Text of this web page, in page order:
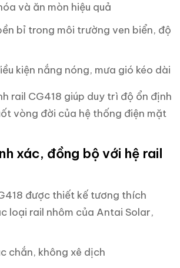
và ăn mòn hiệu quả
bỉ trong môi trường ven biển, độ
kiện nắng nóng, mưa gió kéo dài
rail CG418 giúp duy trì độ ổn định
vòng đời của hệ thống điện mặt
xác, đồng bộ với hệ rail
được thiết kế tương thích
loại rail nhôm của Antai Solar,
chắn, không xê dịch